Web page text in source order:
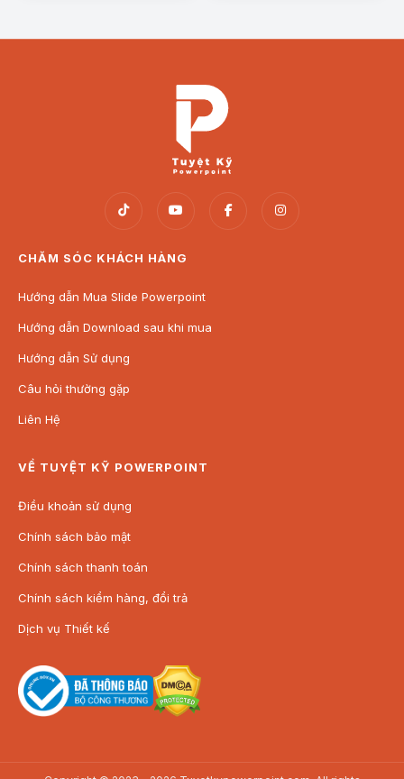
CHĂM SÓC KHÁCH HÀNG
Hướng dẫn Mua Slide Powerpoint
Hướng dẫn Download sau khi mua
Hướng dẫn Sử dụng
Câu hỏi thường gặp
Liên Hệ
VỀ TUYỆT KỸ POWERPOINT
Điều khoản sử dụng
Chính sách bảo mật
Chính sách thanh toán
Chính sách kiểm hàng, đổi trả
Dịch vụ Thiết kế